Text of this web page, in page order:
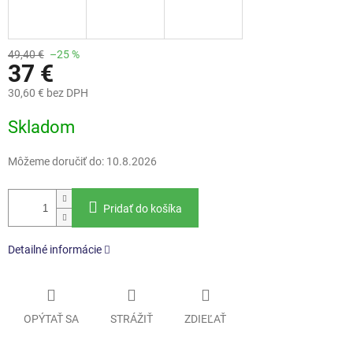
49,40 € –25 %
37 €
30,60 € bez DPH
cena:
Skladom
Môžeme doručiť do: 10.8.2026
Pridať do košíka
Detailné informácie
OPÝTAŤ SA STRÁŽIŤ ZDIEĽAŤ